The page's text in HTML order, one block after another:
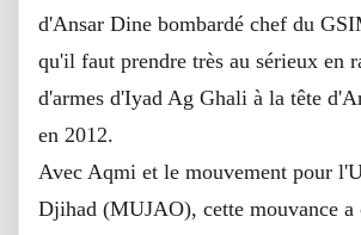
d'Ansar Dine bombardé chef du
qu'il faut prendre très au sérieux en
d'armes d'Iyad Ag Ghali à la tête
en 2012.
Avec Aqmi et le mouvement pour
Djihad (MUJAO), cette mouvance a